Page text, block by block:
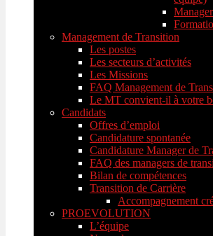
Management de Transition
Les postes
Les secteurs d’activités
Les Missions
FAQ Management de
Le MT convient-il à votre
Candidats
Offres d’emploi
Candidature spontanée
Candidature Manager de
FAQ des managers de
Bilan de compétences
Transition de Carrière
Accompagnement
PROEVOLUTION
L’équipe